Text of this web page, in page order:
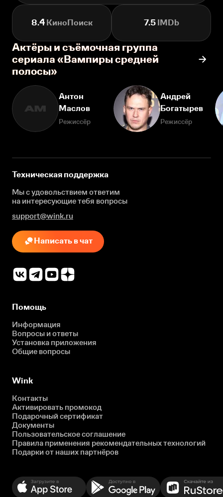
8.4КиноПоиск 7.5IMDb
Актёры и съёмочная группа
сериала «Вампиры средней
полосы»
АМ
Антон
Маслов
Режиссёр
Андрей
Богатырев
Режиссёр
Техническая поддержка
Мы с удовольствием ответим
на интересующиетебя вопросы
support@wink.ru
Написать в чат
Помощь
Информация
Вопросы и ответы
Установка приложения
Общие вопросы
Wink
Контакты
Активировать промокод
Подарочный сертификат
Документы
Пользовательское соглашение
Правила применения рекомендательных технологий
Подарки от наших партнёров